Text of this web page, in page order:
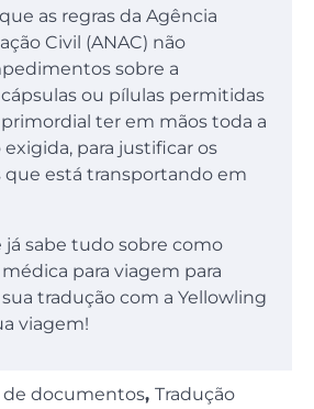
as regras da Agência
Civil (ANAC) não
sobre a
ou pílulas permitidas
ter em mãos toda a
para justificar os
está transportando em
já sabe tudo sobre como
para viagem para
sua tradução com a Yellowling
viagem!
de documentos, Tradução